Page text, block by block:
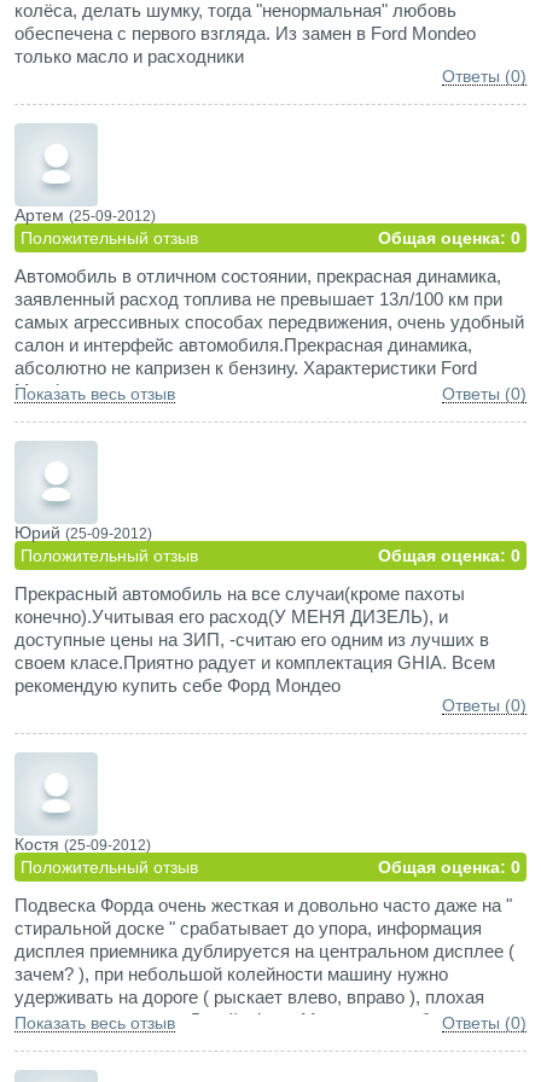
Подвеска издает постукивания клацания, на сервисе козлы
сказали норма. Начал было напрягать стук оказалось
тросик ручника, лечили просто, подмотали в уши крепежа
изоленту пропал стук. клиренс авто это вобше одна боль, на
просёлок лутше не ехать цепляет всё.
колёса, делать шумку, тогда "ненормальная" любовь
обеспечена с первого взгляда. Из замен в Ford Mondeo
только масло и расходники
Ответы (0)
Артем (25-09-2012)
Положительный отзыв Общая оценка: 0
Автомобиль в отличном состоянии, прекрасная динамика,
заявленный расход топлива не превышает 13л/100 км при
самых агрессивных способах передвижения, очень удобный
салон и интерфейс автомобиля.Прекрасная динамика,
абсолютно не капризен к бензину. Характеристики Ford
Mondeo самые лучшие
Показать весь отзыв Ответы (0)
Юрий (25-09-2012)
Положительный отзыв Общая оценка: 0
Прекрасный автомобиль на все случаи(кроме пахоты
конечно).Учитывая его расход(У МЕНЯ ДИЗЕЛЬ), и
доступные цены на ЗИП, -считаю его одним из лучших в
своем класе.Приятно радует и комплектация GHIA. Всем
рекомендую купить себе Форд Мондео
Ответы (0)
Костя (25-09-2012)
Положительный отзыв Общая оценка: 0
Подвеска Форда очень жесткая и довольно часто даже на "
стиральной доске " срабатывает до упора, информация
дисплея приемника дублируется на центральном дисплее (
зачем? ), при небольшой колейности машину нужно
удерживать на дороге ( рыскает влево, вправо ), плохая
шумоизоляция и др. Дизайн Форд Мондео на любителя
Показать весь отзыв Ответы (0)